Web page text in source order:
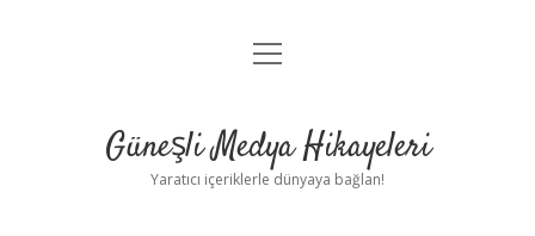
Anasayfa
Yasal Uyarı
menüyü
Güneşli Medya Hikayeleri
Yaratıcı içeriklerle dünyaya bağlan!